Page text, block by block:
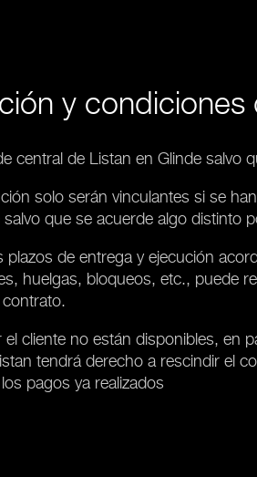
y condiciones
central de Listan en Glinde salvo
solo serán vinculantes si se
que se acuerde algo distinto
de entrega y ejecución
huelgas, bloqueos, etc., puede
cliente no están disponibles,
tendrá derecho a rescindir el
pagos ya realizados